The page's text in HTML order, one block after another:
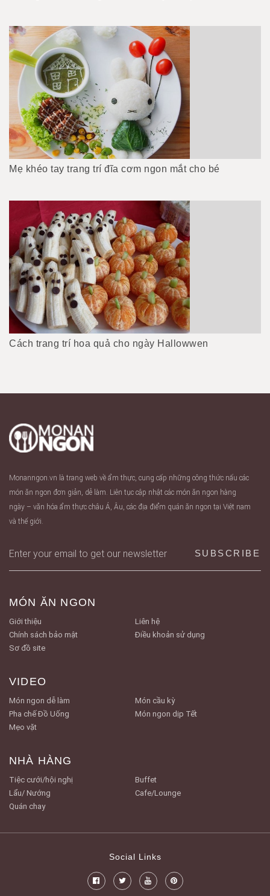
Mẹ khéo tay trang trí đĩa cơm ngon mắt cho bé
Cách trang trí hoa quả cho ngày Hallowwen
Monanngon.vn là trang web về ẩm thực, cung cấp những công thức nấu các
món ăn ngon đơn giản, dễ làm. Liên tục cập nhật các món ăn ngon hàng
ngày – văn hóa ẩm thực châu Á, Âu, các địa điểm quán ăn ngon tại Việt nam
và thế giới.
MÓN ĂN NGON
Giới thiệu
Liên hệ
Chính sách bảo mật
Điều khoản sử dụng
Sơ đồ site
VIDEO
Món ngon dễ làm
Món cầu kỳ
Pha chế Đồ Uống
Món ngon dịp Tết
Mẹo vặt
NHÀ HÀNG
Tiệc cưới/hội nghị
Buffet
Lẩu/ Nướng
Cafe/Lounge
Quán chay
Social Links